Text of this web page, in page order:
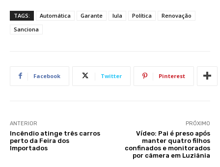
TAGS: Automática Garante lula Política
Renovação
Sanciona
Facebook Twitter Pinterest
ANTERIOR
Incêndio atinge três carros
perto da Feira dos
Importados
PRÓXIMO
Vídeo: Pai é preso após
manter quatro filhos
confinados e monitorados
por câmera em Luziânia